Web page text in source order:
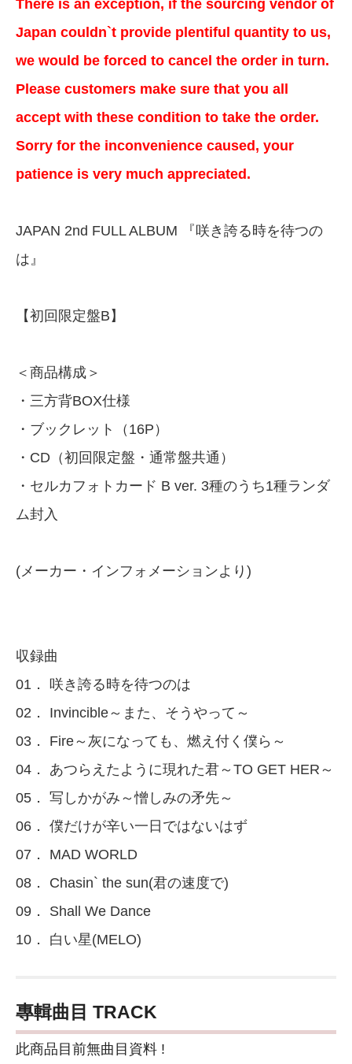
There is an exception, if the sourcing vendor of
Japan couldn`t provide plentiful quantity to us,
we would be forced to cancel the order in turn.
Please customers make sure that you all
accept with these condition to take the order.
Sorry for the inconvenience caused, your
patience is very much appreciated.
JAPAN 2nd FULL ALBUM 『咲き誇る時を待つの
は』
【初回限定盤B】
＜商品構成＞
・三方背BOX仕様
・ブックレット（16P）
・CD（初回限定盤・通常盤共通）
・セルカフォトカード B ver. 3種のうち1種ランダ
ム封入
(メーカー・インフォメーションより)
収録曲
01． 咲き誇る時を待つのは
02． Invincible～また、そうやって～
03． Fire～灰になっても、燃え付く僕ら～
04． あつらえたように現れた君～TO GET HER～
05． 写しかがみ～憎しみの矛先～
06． 僕だけが辛い一日ではないはず
07． MAD WORLD
08． Chasin` the sun(君の速度で)
09． Shall We Dance
10． 白い星(MELO)
專輯曲目 TRACK
此商品目前無曲目資料 !